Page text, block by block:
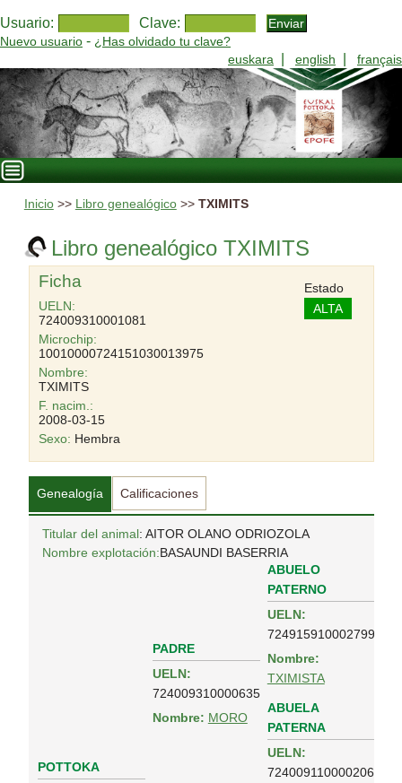
Usuario: Clave:
Nuevo usuario - ¿Has olvidado tu clave?
euskara
english français
Inicio>> Libro genealógico>> TXIMITS
Libro genealógico TXIMITS
Ficha
UELN:
724009310001081
Microchip:
10010000724151030013975
Nombre:
TXIMITS
F. nacim.:
2008-03-15
Sexo: Hembra
Estado
ALTA
Genealogía Calificaciones
Titular del animal: AITOR OLANO ODRIOZOLA
Nombre explotación:BASAUNDI BASERRIA
POTTOKA
PADRE
UELN:
724009310000635
Nombre: MORO
ABUELO
PATERNO
UELN:
724915910002799
Nombre:
TXIMISTA
ABUELA
PATERNA
UELN:
724009110000206